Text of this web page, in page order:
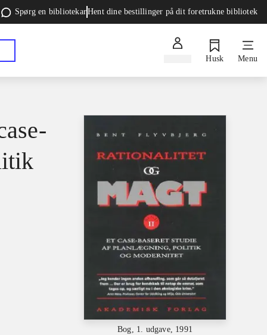
Spørg en bibliotekarHent dine bestillinger på dit foretrukne bibliotek
Husk Menu
Bog, 1. udgave, 1991